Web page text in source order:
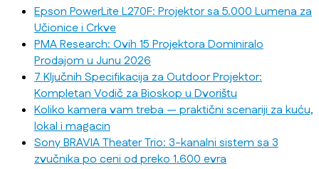
Epson PowerLite L270F: Projektor sa 5.000 Lumena za
Učionice i Crkve
PMA Research: Ovih 15 Projektora Dominiralo
Prodajom u Junu 2026
7 Ključnih Specifikacija za Outdoor Projektor:
Kompletan Vodič za Bioskop u Dvorištu
Koliko kamera vam treba — praktični scenariji za kuću,
lokal i magacin
Sony BRAVIA Theater Trio: 3-kanalni sistem sa 3
zvučnika po ceni od preko 1.600 evra